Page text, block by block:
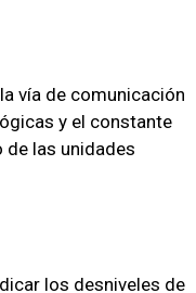
vía de comunicación
y el constante
las unidades
los desniveles de